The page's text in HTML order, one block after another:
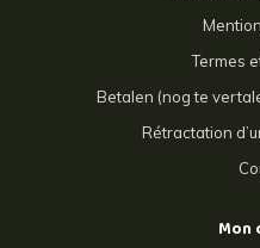
Termes
Betalen (nog te
Rétractation
Mon